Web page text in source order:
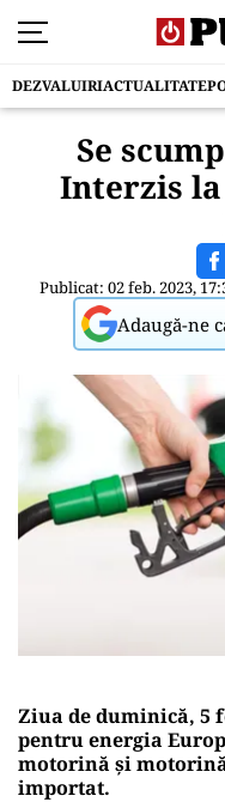
DEZVALUIRIACTUALITATE
Se
Interzis
Publicat: 02 feb. 2023,
Adaugă-ne
Ziua de duminică, 5
pentru energia
motorină și
importat.